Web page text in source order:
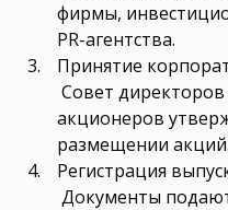
фирмы,
PR-агентства.
Принятие
Совет
акционеров
размещении акций.
Регистрация
Документы